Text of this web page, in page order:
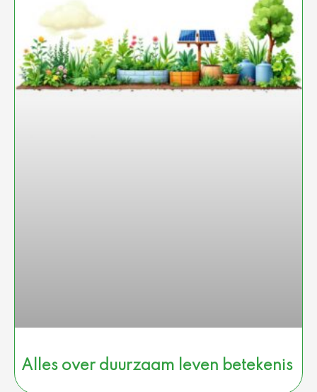
Alles over duurzaam leven betekenis